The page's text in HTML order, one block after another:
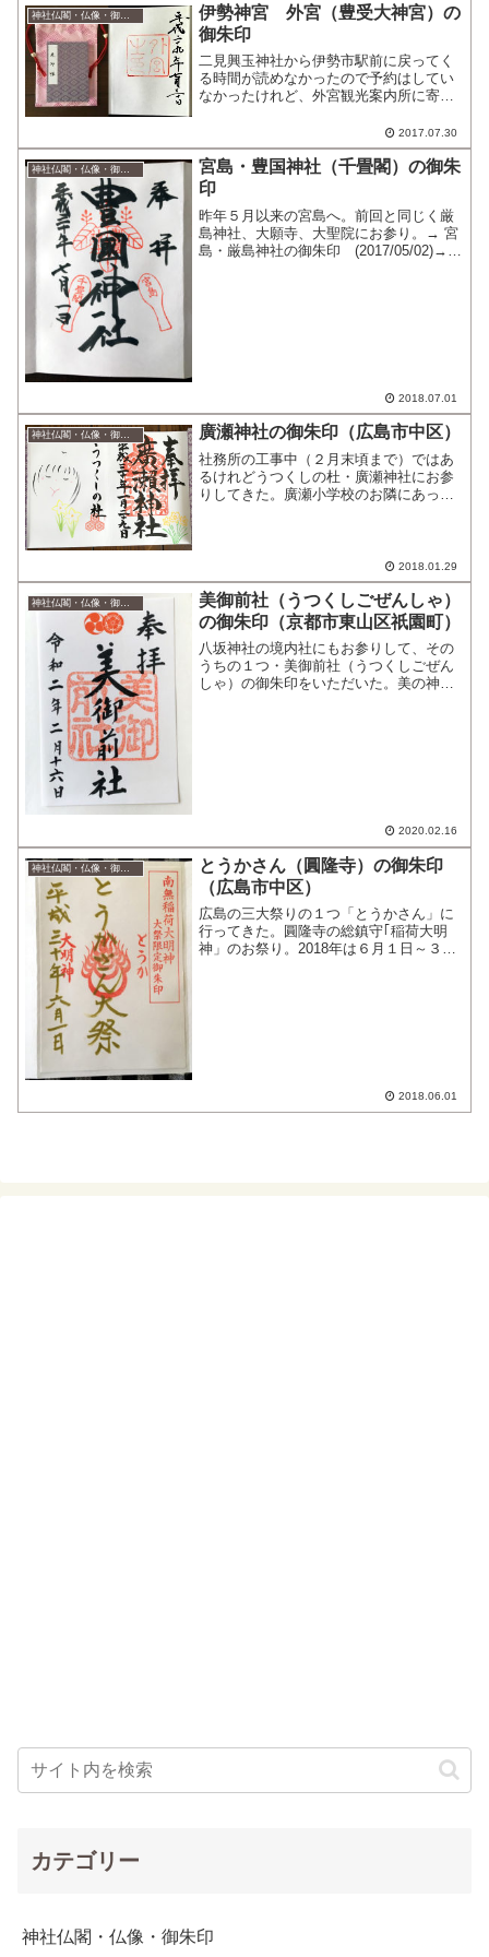
神社仏閣・仏像・御朱印
伊勢神宮 外宮（豊受大神宮）の
御朱印
二見興玉神社から伊勢市駅前に戻ってく
る時間が読めなかったので予約はしてい
なかったけれど、外宮観光案内所に寄っ
きるものか尋ねてみた。ガイドさんは全
員予約で埋まって出払っていたものの、
ちょうど出発しようとする...
2017.07.30
神社仏閣・仏像・御朱印
宮島・豊国神社（千畳閣）の御朱
印
昨年５月以来の宮島へ。前回と同じく厳
島神社、大願寺、大聖院にお参り。→ 宮
島・厳島神社の御朱印 (2017/05/02)→
2018.07.01
神社仏閣・仏像・御朱印 廣瀬神社の御朱印（広島市中区）
社務所の工事中（２月末頃まで）ではあ
るけれどうつくしの杜・廣瀬神社にお参
りしてきた。廣瀬小学校のお隣にあっ
祀られていて「美の神」「金... 2018.01.29
神社仏閣・仏像・御朱印
美御前社（うつくしごぜんしゃ）
の御朱印（京都市東山区祇園町）
八坂神社の境内社にもお参りして、その
うちの１つ・美御前社（うつくしごぜん
しゃ）の御朱印をいただいた。美の神
2020.02.16
神社仏閣・仏像・御朱印
とうかさん（圓隆寺）の御朱印
（広島市中区）
広島の三大祭りの１つ「とうかさん」に
行ってきた。圓隆寺の総鎮守｢稲荷大明
神」のお祭り。2018年は６月１日～３
2018.06.01
カテゴリー
神社仏閣・仏像・御朱印